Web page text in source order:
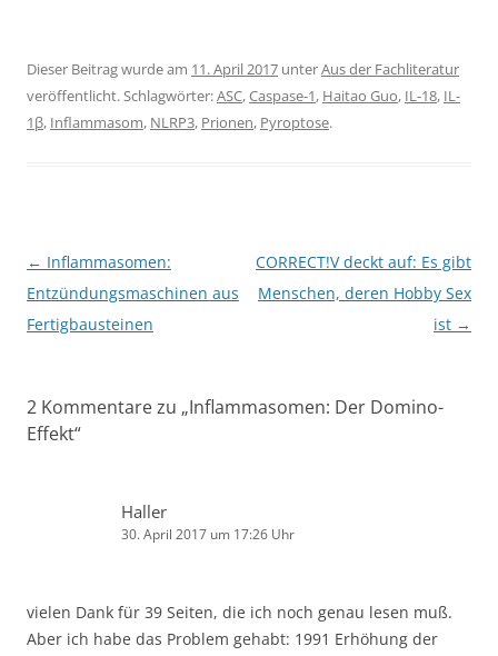
Dieser Beitrag wurde am 11. April 2017 unterAus der Fachliteratur
veröffentlicht. Schlagwörter:ASC,Caspase-1, Haitao Guo, IL-18, IL-
1β, Inflammasom, NLRP3, Prionen, Pyroptose.
Beitragsnavigation
← Inflammasomen:
Entzündungsmaschinen aus
Fertigbausteinen
CORRECT!V deckt auf: Es gibt
Menschen, deren Hobby Sex
ist →
2 Kommentare zu „Inflammasomen: Der Domino-
Effekt“
Haller
30. April 2017 um 17:26 Uhr
vielen Dank für 39 Seiten, die ich noch genau lesen muß.
Aber ich habe das Problem gehabt: 1991 Erhöhung der